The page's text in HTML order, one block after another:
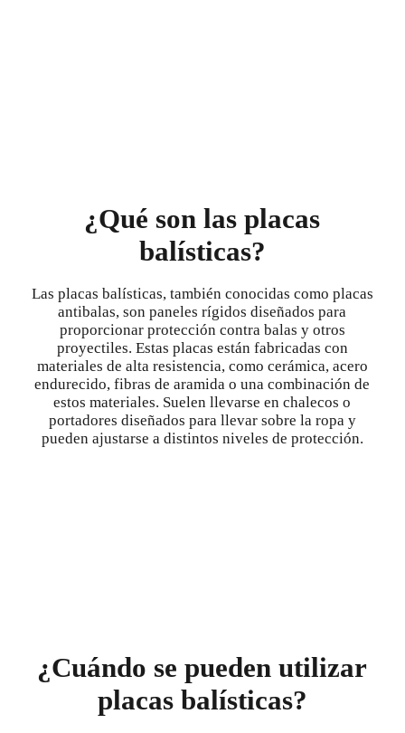
¿Qué son las placas
balísticas?
Las placas balísticas, también conocidas como placas
antibalas, son paneles rígidos diseñados para
proporcionar protección contra balas y otros
proyectiles. Estas placas están fabricadas con
materiales de alta resistencia, como cerámica, acero
endurecido, fibras de aramida o una combinación de
estos materiales. Suelen llevarse en chalecos o
portadores diseñados para llevar sobre la ropa y
pueden ajustarse a distintos niveles de protección.
¿Cuándo se pueden utilizar
placas balísticas?